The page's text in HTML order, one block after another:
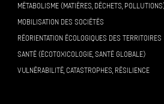
MÉTABOLISME (MATIÈRES, DÉCHETS,
MOBILISATION DES SOCIÉTÉS
RÉORIENTATION ÉCOLOGIQUES DES TERRITOIRES
SANTÉ (ÉCOTOXICOLOGIE, SANTÉ GLOBALE)
VULNÉRABILITÉ, CATASTROPHES, RÉSILIENCE